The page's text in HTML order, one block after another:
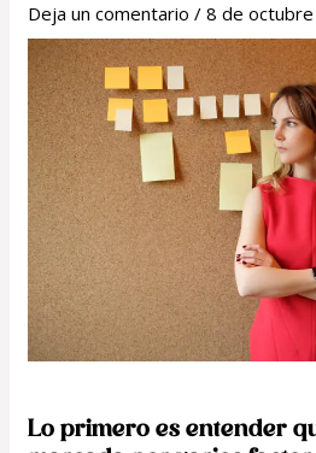
Deja un comentario /8 de
Lo primero es entender